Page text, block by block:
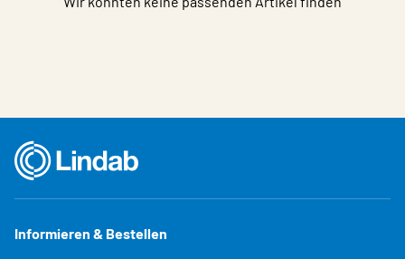
Informieren & Bestellen